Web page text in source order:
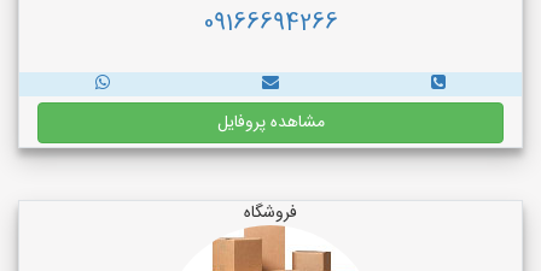
09166694266
مشاهده پروفایل
فروشگاه